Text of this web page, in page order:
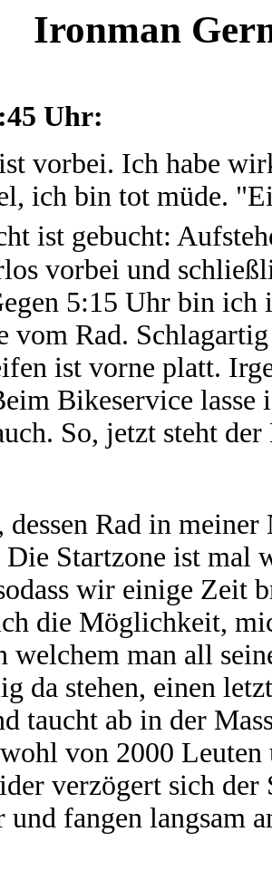
Ironman
Uhr:
vorbei. Ich habe
ich bin tot müde.
ist gebucht:
vorbei und
5:15 Uhr bin ich
vom Rad.
ist vorne platt.
Bikeservice lasse
So, jetzt steht
Rad in meiner
Die Startzone ist mal
wir einige Zeit
die Möglichkeit,
welchem man all
da stehen, einen
taucht ab in der
von 2000
verzögert sich
und fangen langsam